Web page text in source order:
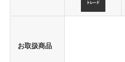
お取扱商品